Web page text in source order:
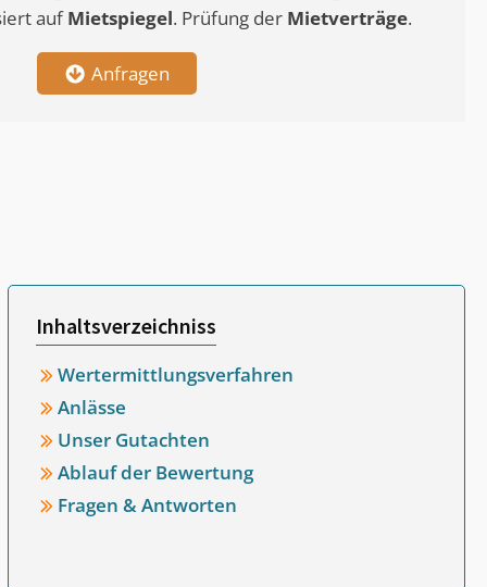
aufMietspiegel. Prüfung der Mietverträge.
Anfragen
Inhaltsverzeichniss
Wertermittlungsverfahren
Anlässe
Unser Gutachten
Ablauf der Bewertung
Fragen & Antworten